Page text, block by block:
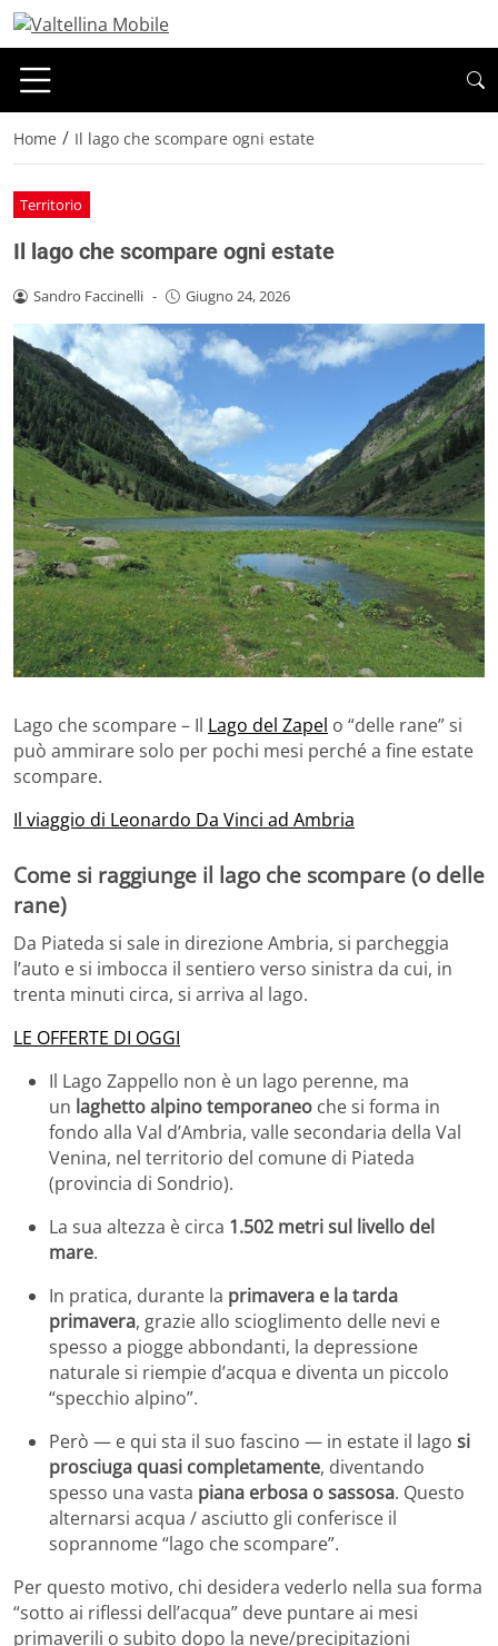
Home / Il lago che scompare ogni estate
Territorio
Il lago che scompare ogni estate
Sandro Faccinelli - Giugno 24, 2026
Lago che scompare – Il Lago del Zapel o “delle rane” si
può ammirare solo per pochi mesi perché a fine estate
scompare.
Il viaggio di Leonardo Da Vinci ad Ambria
Come si raggiunge il lago che scompare (o delle
rane)
Da Piateda si sale in direzione Ambria, si parcheggia
l’auto e si imbocca il sentiero verso sinistra da cui, in
trenta minuti circa, si arriva al lago.
LE OFFERTE DI OGGI
Il Lago Zappello non è un lago perenne, ma
un laghetto alpino temporaneo che si forma in
fondo alla Val d’Ambria, valle secondaria della Val
Venina, nel territorio del comune di Piateda
(provincia di Sondrio).
La sua altezza è circa 1.502 metri sul livello del
mare.
In pratica, durante la primavera e la tarda
primavera, grazie allo scioglimento delle nevi e
spesso a piogge abbondanti, la depressione
naturale si riempie d’acqua e diventa un piccolo
“specchio alpino”.
Però — e qui sta il suo fascino — in estate il lago si
prosciuga quasi completamente, diventando
spesso una vasta piana erbosa o sassosa. Questo
alternarsi acqua / asciutto gli conferisce il
soprannome “lago che scompare”.
Per questo motivo, chi desidera vederlo nella sua forma
“sotto ai riflessi dell’acqua” deve puntare ai mesi
primaverili o subito dopo la neve/precipitazioni